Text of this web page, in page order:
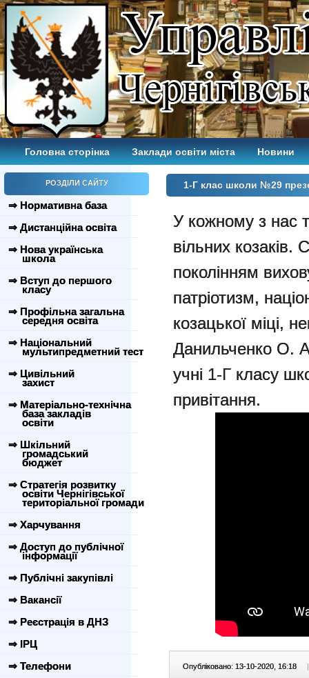
Головна сторінка Заклади освіти міста Новини
РОЗДІЛИ САЙТУ
⇒ Нормативна база
⇒ Дистанційна освіта
⇒ Нова українська
школа
⇒ Вступ до першого
класу
⇒ Профільна загальна
середня освіта
⇒ Національний
мультипредметний тест
⇒ Цивільний
захист
⇒ Матеріально-технічна
база закладів
освіти
⇒ Шкільний
громадський
бюджет
⇒ Стратегія розвитку
освіти Чернігівської
територіальної громади
⇒ Харчування
⇒ Доступ до публічної
інформації
⇒ Публічні закупівлі
⇒ Вакансії
⇒ Реєстрація в ДНЗ
⇒ ІРЦ
⇒ Телефони
1-Г клас школи №29
У кожному з нас
вільних козаків.
поколінням
патріотизм,
козацької міці,
Данильченко О.
учні 1-Г класу
привітання.
Опубліковано: 13-10-2020, 16:18 |